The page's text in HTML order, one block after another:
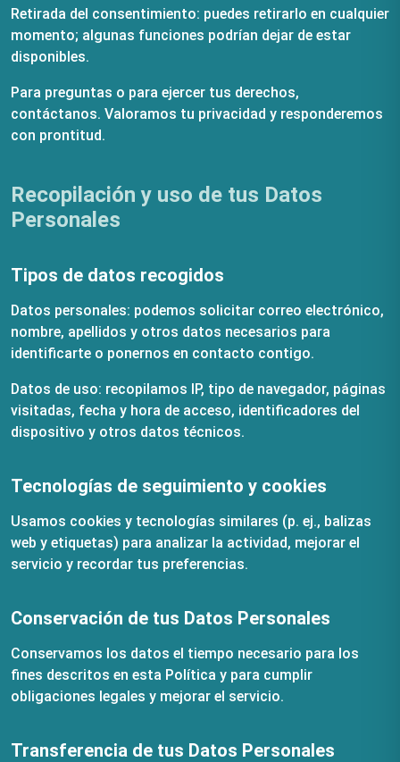
Retirada del consentimiento: puedes retirarlo en cualquier
momento; algunas funciones podrían dejar de estar
disponibles.
Para preguntas o para ejercer tus derechos,
contáctanos. Valoramos tu privacidad y responderemos
con prontitud.
Recopilación y uso de tus Datos
Personales
Tipos de datos recogidos
Datos personales: podemos solicitar correo electrónico,
nombre, apellidos y otros datos necesarios para
identificarte o ponernos en contacto contigo.
Datos de uso: recopilamos IP, tipo de navegador, páginas
visitadas, fecha y hora de acceso, identificadores del
dispositivo y otros datos técnicos.
Tecnologías de seguimiento y cookies
Usamos cookies y tecnologías similares (p. ej., balizas
web y etiquetas) para analizar la actividad, mejorar el
servicio y recordar tus preferencias.
Conservación de tus Datos Personales
Conservamos los datos el tiempo necesario para los
fines descritos en esta Política y para cumplir
obligaciones legales y mejorar el servicio.
Transferencia de tus Datos Personales